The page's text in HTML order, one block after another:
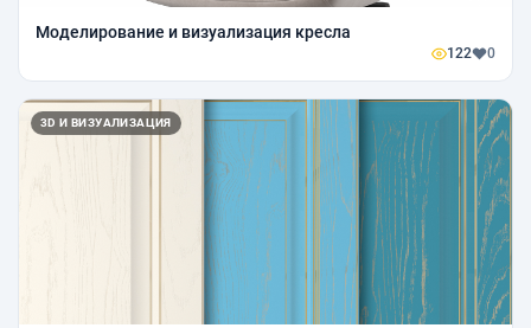
Моделирование и визуализация кресла
122 0
3D И ВИЗУАЛИЗАЦИЯ